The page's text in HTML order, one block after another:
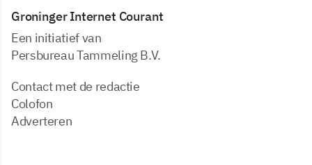
Groninger Internet Courant
Een initiatief van
Persbureau Tammeling B.V.
Contact met de redactie
Colofon
Adverteren